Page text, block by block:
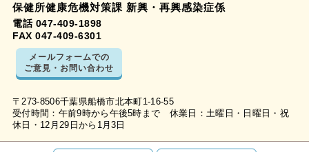
保健所健康危機対策課 新興・再興感染症係
電話 047-409-1898
FAX 047-409-6301
メールフォームでの
ご意見・お問い合わせ
〒273-8506千葉県船橋市北本町1-16-55
受付時間：午前9時から午後5時まで 休業日：土曜日・日曜日・祝
休日・12月29日から1月3日